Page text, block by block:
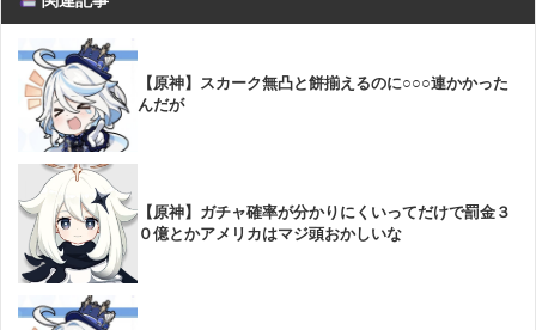
【原神】スカーク無凸と餅揃えるのに○○○連かかった
んだが
【原神】ガチャ確率が分かりにくいってだけで罰金３
０億とかアメリカはマジ頭おかしいな